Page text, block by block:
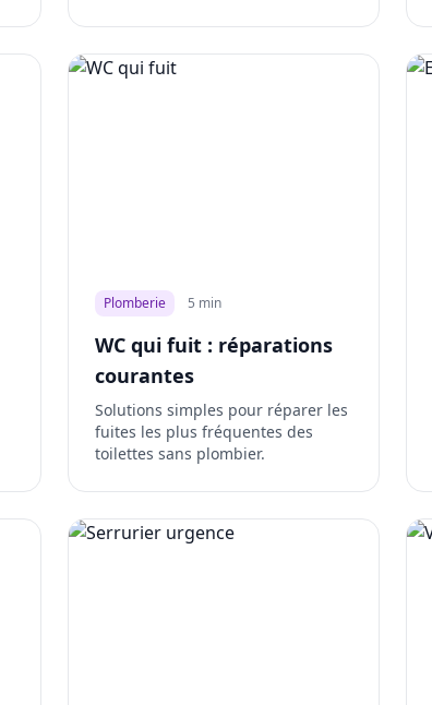
Plomberie 5 min
WC qui fuit : réparations
courantes
Solutions simples pour réparer les
fuites les plus fréquentes des
toilettes sans plombier.